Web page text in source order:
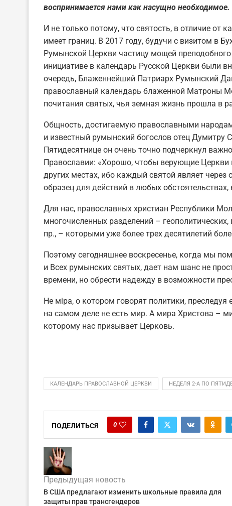
воспринимается нами как насущно необходимое.
И не только потому, что святость, в отличие от
имеет границ. В 2017 году, будучи с визитом в
Румынской Церкви частицу мощей
инициативе в календарь Русской Церкви были
очередь, Блаженнейший Патриарх Румынский
православный календарь блаженной Матроны
почитания святых, чья земная жизнь прошла в
Общность, достигаемую православными
и известный румынский богослов отец Думитру
Пятидесятнице он очень точно подчеркнул
Православии: «Хорошо, чтобы верующие
других местах, ибо каждый святой являет
образец для действий в любых
Для нас, православных христиан Республики
многочисленных разделений –
пр., – которыми уже более трех десятилетий
Поэтому сегодняшнее воскресенье, когда мы
и Всех румынских святых, дает нам шанс не
времени, но обрести надежду в возможности
Не мiра, о котором говорят политики, преследуя
на самом деле не есть мир. А мира Христова –
которому нас призывает Церковь.
КАЛЕНДАРЬ ПРАВОСЛАВНОЙ ЦЕРКВИ НЕДЕЛЯ 2-А ПО
ПОДЕЛИТЬСЯ 0
Предыдущая новость
В США предлагают изменить школьные правила для
защиты прав трансгендеров